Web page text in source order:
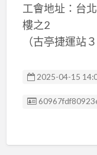
工會地址：台
樓之2
（古亭捷運站
2025-04-15
廣告编號